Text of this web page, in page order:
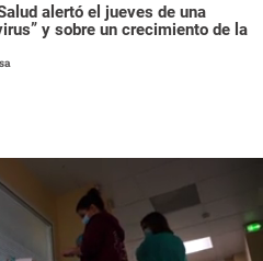
alertó el jueves de una
y sobre un crecimiento de la